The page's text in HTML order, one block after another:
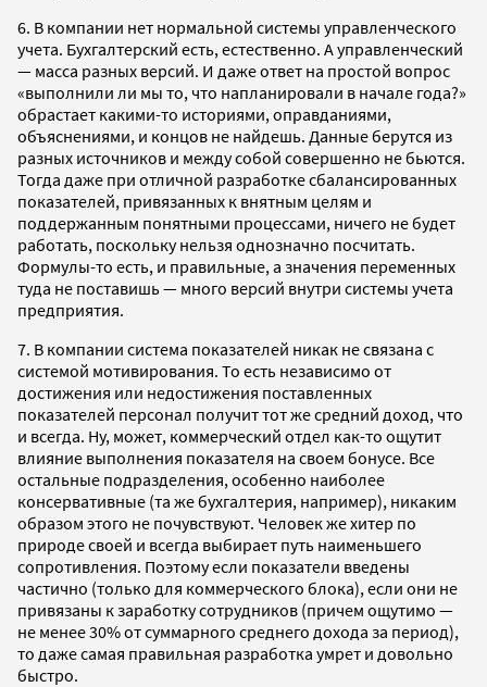
6. В компании нет нормальной системы управленческого
учета. Бухгалтерский есть, естественно. А управленческий
— масса разных версий. И даже ответ на простой вопрос
«выполнили ли мы то, что напланировали в начале года?»
обрастает какими-то историями, оправданиями,
объяснениями, и концов не найдешь. Данные берутся из
разных источников и между собой совершенно не бьются.
Тогда даже при отличной разработке сбалансированных
показателей, привязанных к внятным целям и
поддержанным понятными процессами, ничего не будет
работать, поскольку нельзя однозначно посчитать.
Формулы-то есть, и правильные, а значения переменных
туда не поставишь — много версий внутри системы учета
предприятия.
7. В компании система показателей никак не связана с
системой мотивирования. То есть независимо от
достижения или недостижения поставленных
показателей персонал получит тот же средний доход, что
и всегда. Ну, может, коммерческий отдел как-то ощутит
влияние выполнения показателя на своем бонусе. Все
остальные подразделения, особенно наиболее
консервативные (та же бухгалтерия, например), никаким
образом этого не почувствуют. Человек же хитер по
природе своей и всегда выбирает путь наименьшего
сопротивления. Поэтому если показатели введены
частично (только для коммерческого блока), если они не
привязаны к заработку сотрудников (причем ощутимо —
не менее 30% от суммарного среднего дохода за период),
то даже самая правильная разработка умрет и довольно
быстро.